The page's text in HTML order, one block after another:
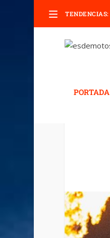
TENDENCIAS:
PORTADA